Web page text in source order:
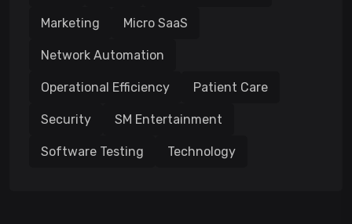
Marketing Micro SaaS
Network Automation
Operational Efficiency Patient Care
Security SM Entertainment
Software Testing Technology